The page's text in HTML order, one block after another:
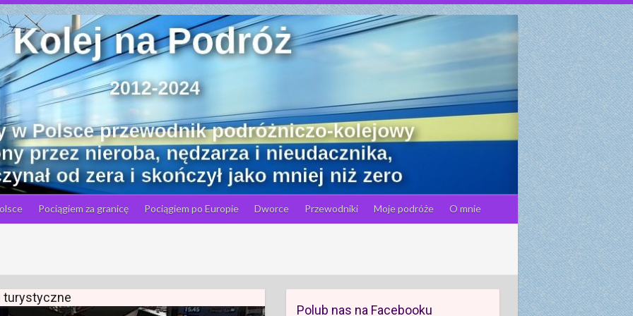
Pociągiem za granicę Pociągiem po Europie Dworce Przewodniki Moje podróże O mnie
turystyczne
Polub nas na Facebooku